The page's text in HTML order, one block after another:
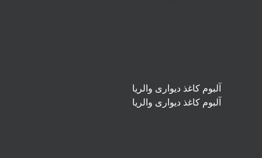
آلبوم کاغذ دیواری والریا
آلبوم کاغذ دیواری والریا